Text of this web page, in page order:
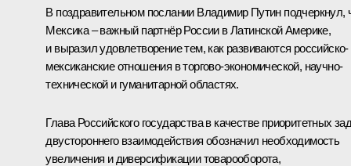
В поздравительном послании Владимир Путин подчеркнул,
Мексика – важный партнёр России в Латинской Америке,
и выразил удовлетворение тем, как развиваются российско-
мексиканские отношения в торгово-экономической, научно-
технической и гуманитарной областях.
Глава Российского государства в качестве приоритетных
двустороннего взаимодействия обозначил необходимость
увеличения и диверсификации товарооборота,